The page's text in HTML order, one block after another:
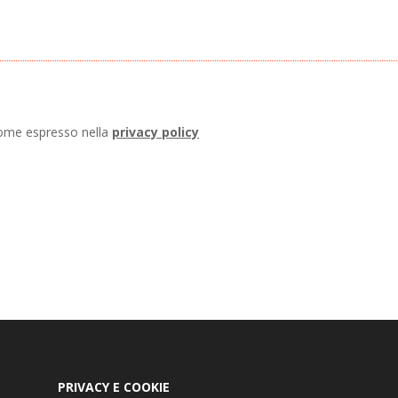
espresso nella privacy policy
PRIVACY E COOKIE